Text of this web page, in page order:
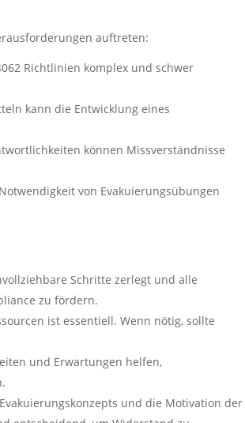
auftreten:
Richtlinien komplex und schwer
kann die Entwicklung eines
können Missverständnisse
von Evakuierungsübungen
Schritte zerlegt und alle
zu fördern.
ist essentiell. Wenn nötig, sollte
und Erwartungen helfen,
und die Motivation der